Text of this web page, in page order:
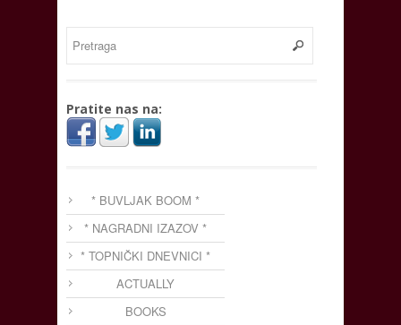
Pratite nas na:
* BUVLJAK BOOM *
* NAGRADNI IZAZOV *
* TOPNIČKI DNEVNICI *
ACTUALLY
BOOKS